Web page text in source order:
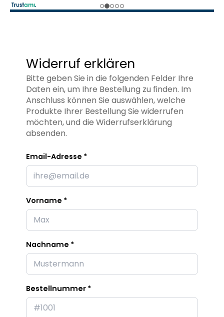
Widerruf erklären
Bitte geben Sie in die folgenden Felder Ihre
Daten ein, um Ihre Bestellung zu finden. Im
Anschluss können Sie auswählen, welche
Produkte Ihrer Bestellung Sie widerrufen
möchten, und die Widerrufserklärung
absenden.
Email-Adresse *
Vorname *
Nachname *
Bestellnummer *